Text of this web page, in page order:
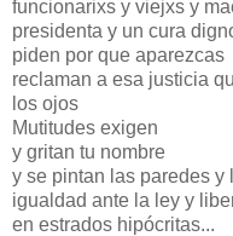
funcionarixs y viejxs y
presidenta y un cura
piden por que aparezcas
reclaman a esa justicia
los ojos
Mutitudes exigen
y gritan tu nombre
y se pintan las paredes y
igualdad ante la ley y
en estrados hipócritas...